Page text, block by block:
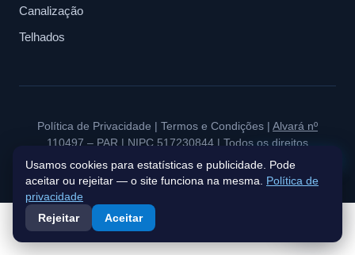
Canalização
Telhados
Política de Privacidade | Termos e Condições | Alvará nº
110497 – PAR | NIPC 517230844 | Todos os direitos
reservados à BluePeak Estate & Investments.Fale connosco
Usamos cookies para estatísticas e publicidade. Pode
aceitar ou rejeitar — o site funciona na mesma. Política de
privacidade
Rejeitar
Aceitar